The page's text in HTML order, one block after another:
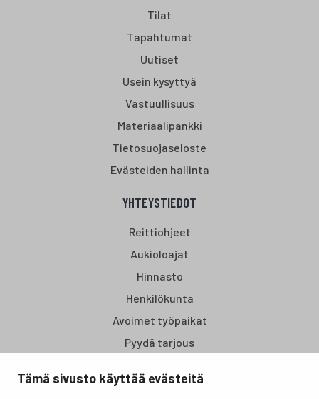
Tämä sivusto käyttää evästeitä
Tilat
Tapahtumat
Uutiset
Usein kysyttyä
Vastuullisuus
Materiaalipankki
Tietosuojaseloste
Evästeiden hallinta
YHTEYSTIEDOT
Reittiohjeet
Aukioloajat
Hinnasto
Henkilökunta
Avoimet työpaikat
Pyydä tarjous